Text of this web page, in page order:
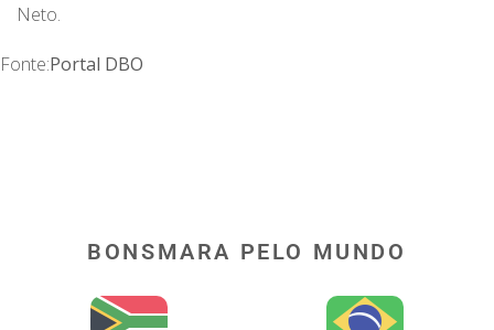
Neto.
Fonte:Portal DBO
BONSMARA PELO MUNDO